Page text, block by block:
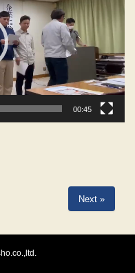
00:45
Next »